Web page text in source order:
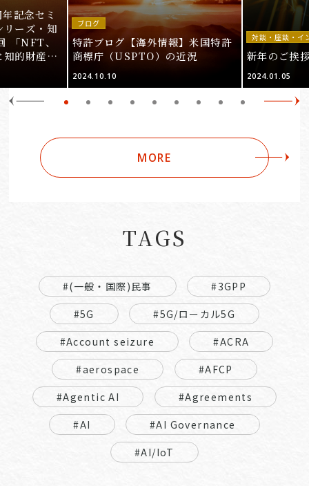
記念セミ
リーズ・知
「NFT、
知的財産
ブログ
特許ブログ【海外情報】米国特許
商標庁（USPTO）の近況
2024.10.10
対談・座談・イ
新年のご挨
2024.01.05
MORE
TAGS
#(一般・国際)民事
#3GPP
#5G
#5G/ローカル5G
#Account seizure
#ACRA
#aerospace
#AFCP
#Agentic AI
#Agreements
#AI
#AI Governance
#AI/IoT